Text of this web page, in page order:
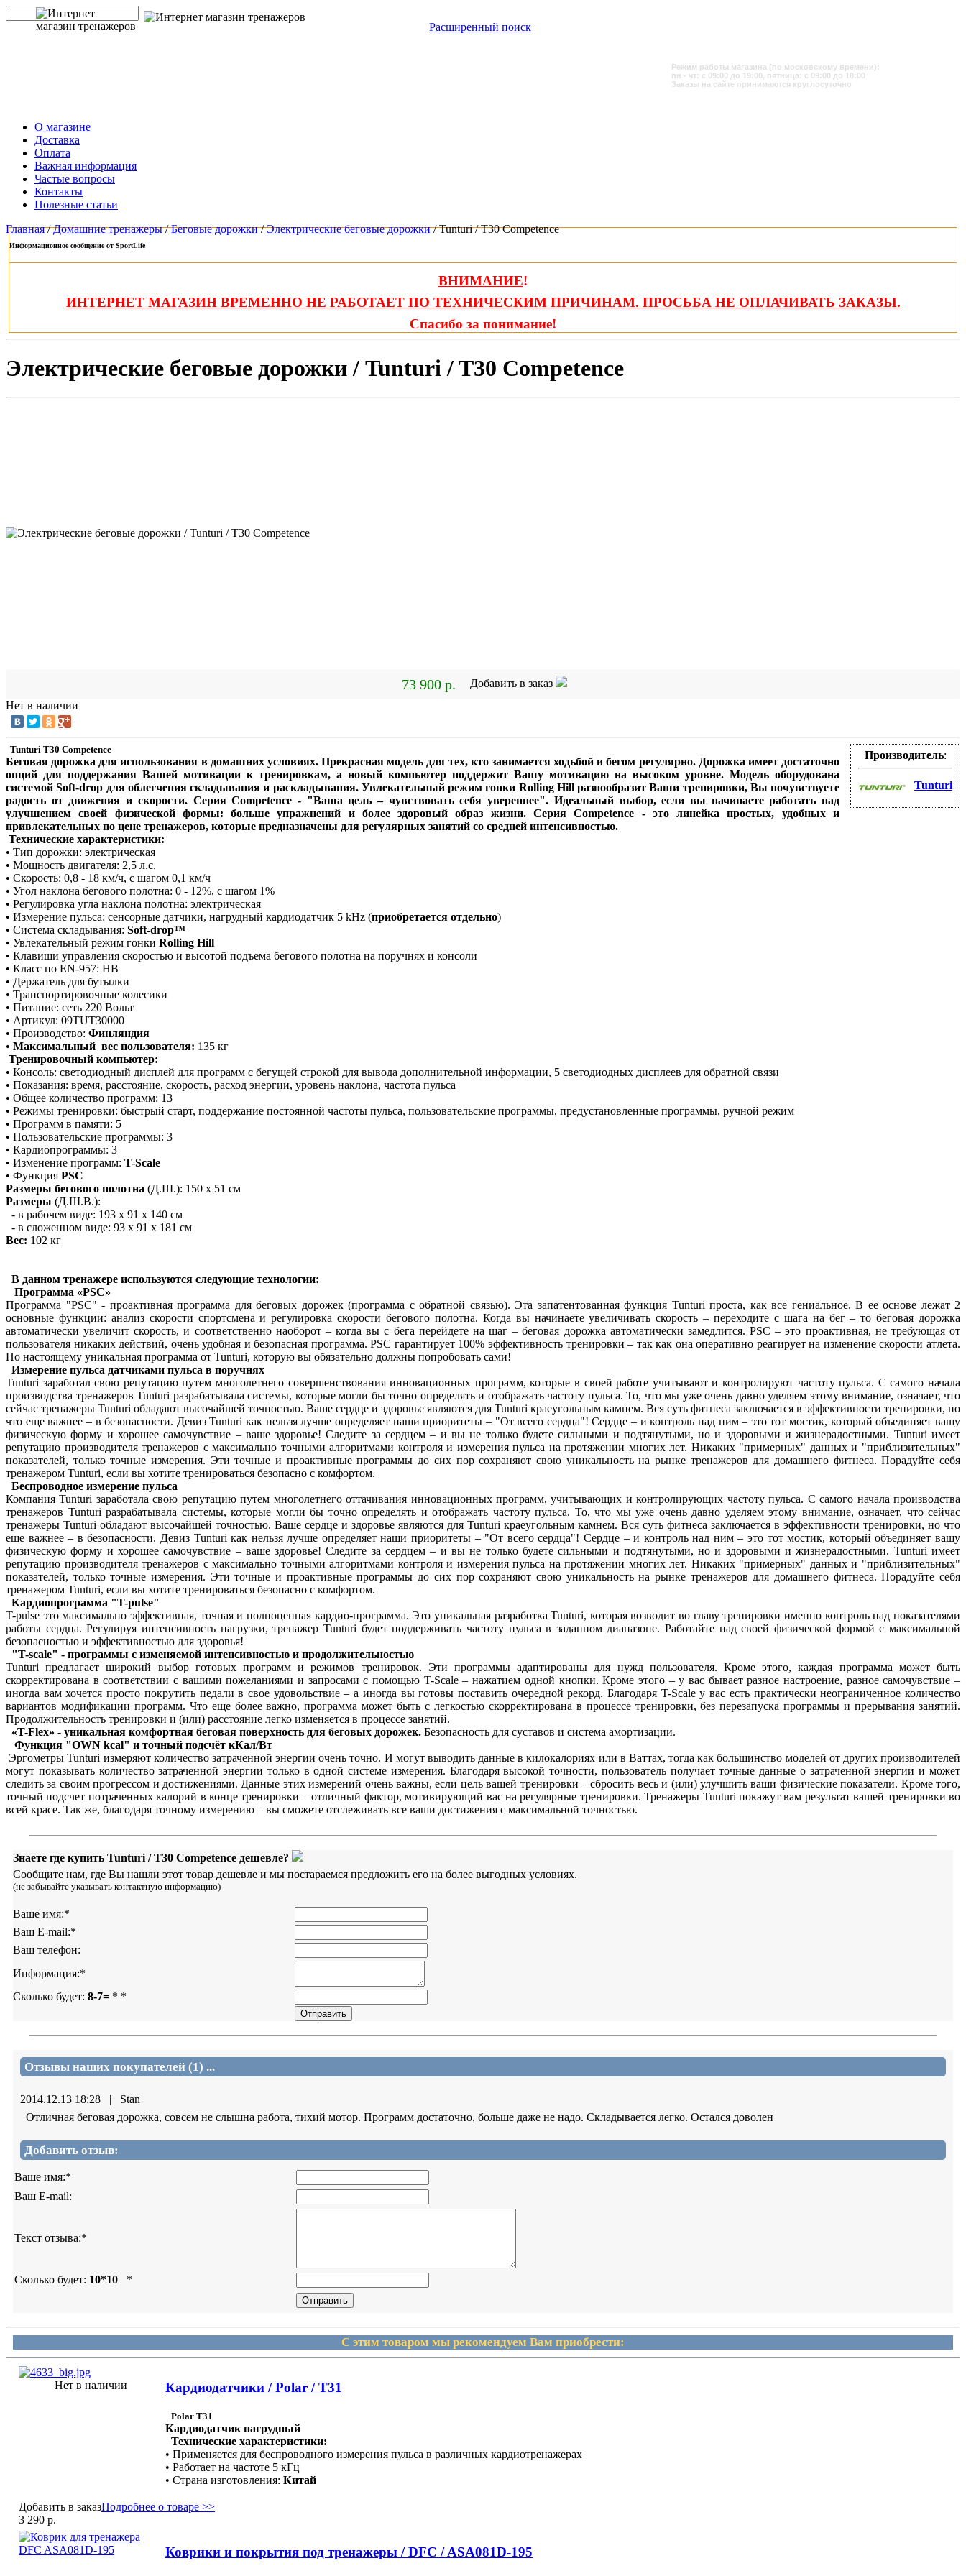
Расширенный поиск
Режим работы магазина (по московскому времени):
пн - чт: с 09:00 до 19:00, пятница: с 09:00 до 18:00
Заказы на сайте принимаются круглосуточно
О магазине
Доставка
Оплата
Важная информация
Частые вопросы
Контакты
Полезные статьи
Главная/Домашние тренажеры/Беговые дорожки/Электрические беговые дорожки/ Tunturi / T30 Competence
Информационное сообщение от SportLife
ВНИМАНИЕ!
ИНТЕРНЕТ МАГАЗИН ВРЕМЕННО НЕ РАБОТАЕТ ПО ТЕХНИЧЕСКИМ ПРИЧИНАМ. ПРОСЬБА НЕ ОПЛАЧИВАТЬ ЗАКАЗЫ.
Спасибо за понимание!
Электрические беговые дорожки / Tunturi / T30 Competence
73 900 р.
Добавить в заказ
Нет в наличии
Производитель:
Tunturi
Tunturi T30 Competence
Беговая дорожка для использования в домашних условиях. Прекрасная модель для тех, кто занимается ходьбой и бегом регулярно. Дорожка имеет достаточно
опций для поддержания Вашей мотивации к тренировкам, а новый компьютер поддержит Вашу мотивацию на высоком уровне. Модель оборудована
системой Soft-drop для облегчения складывания и раскладывания. Увлекательный режим гонки Rolling Hill разнообразит Ваши тренировки, Вы почувствуете
радость от движения и скорости. Серия Competence - "Ваша цель – чувствовать себя увереннее". Идеальный выбор, если вы начинаете работать над
улучшением своей физической формы: больше упражнений и более здоровый образ жизни. Серия Competence - это линейка простых, удобных и
привлекательных по цене тренажеров, которые предназначены для регулярных занятий со средней интенсивностью.
Технические характеристики:
• Тип дорожки: электрическая
• Мощность двигателя: 2,5 л.с.
• Скорость: 0,8 - 18 км/ч, с шагом 0,1 км/ч
• Угол наклона бегового полотна: 0 - 12%, с шагом 1%
• Регулировка угла наклона полотна: электрическая
• Измерение пульса: сенсорные датчики, нагрудный кардиодатчик 5 kHz (приобретается отдельно)
• Система складывания: Soft-drop™
• Увлекательный режим гонки Rolling Hill
• Клавиши управления скоростью и высотой подъема бегового полотна на поручнях и консоли
• Класс по EN-957: НВ
• Держатель для бутылки
• Транспортировочные колесики
• Питание: сеть 220 Вольт
• Артикул: 09TUT30000
• Производство: Финляндия
• Максимальный вес пользователя: 135 кг
Тренировочный компьютер:
• Консоль: светодиодный дисплей для программ с бегущей строкой для вывода дополнительной информации, 5 светодиодных дисплеев для обратной связи
• Показания: время, расстояние, скорость, расход энергии, уровень наклона, частота пульса
• Общее количество программ: 13
• Режимы тренировки: быстрый старт, поддержание постоянной частоты пульса, пользовательские программы, предустановленные программы, ручной режим
• Программ в памяти: 5
• Пользовательские программы: 3
• Кардиопрограммы: 3
• Изменение программ: T-Scale
• Функция PSC
Размеры бегового полотна (Д.Ш.): 150 х 51 см
Размеры (Д.Ш.В.):
- в рабочем виде: 193 x 91 x 140 см
- в сложенном виде: 93 х 91 х 181 см
Вес: 102 кг
В данном тренажере используются следующие технологии:
Программа «PSC»
Программа "PSC" - проактивная программа для беговых дорожек (программа с обратной связью). Эта запатентованная функция Tunturi проста, как все гениальное. В ее основе лежат 2
основные функции: анализ скорости спортсмена и регулировка скорости бегового полотна. Когда вы начинаете увеличивать скорость – переходите с шага на бег – то беговая дорожка
автоматически увеличит скорость, и соответственно наоборот – когда вы с бега перейдете на шаг – беговая дорожка автоматически замедлится. PSC – это проактивная, не требующая от
пользователя никаких действий, очень удобная и безопасная программа. PSC гарантирует 100% эффективность тренировки – так как она оперативно реагирует на изменение скорости атлета.
По настоящему уникальная программа от Tunturi, которую вы обязательно должны попробовать сами!
Измерение пульса датчиками пульса в поручнях
Tunturi заработал свою репутацию путем многолетнего совершенствования инновационных программ, которые в своей работе учитывают и контролируют частоту пульса. С самого начала
производства тренажеров Tunturi разрабатывала системы, которые могли бы точно определять и отображать частоту пульса. То, что мы уже очень давно уделяем этому внимание, означает, что
сейчас тренажеры Tunturi обладают высочайшей точностью. Ваше сердце и здоровье являются для Tunturi краеугольным камнем. Вся суть фитнеса заключается в эффективности тренировки, но
что еще важнее – в безопасности. Девиз Tunturi как нельзя лучше определяет наши приоритеты – "От всего сердца"! Сердце – и контроль над ним – это тот мостик, который объединяет вашу
физическую форму и хорошее самочувствие – ваше здоровье! Следите за сердцем – и вы не только будете сильными и подтянутыми, но и здоровыми и жизнерадостными. Tunturi имеет
репутацию производителя тренажеров с максимально точными алгоритмами контроля и измерения пульса на протяжении многих лет. Никаких "примерных" данных и "приблизительных"
показателей, только точные измерения. Эти точные и проактивные программы до сих пор сохраняют свою уникальность на рынке тренажеров для домашнего фитнеса. Порадуйте себя
тренажером Tunturi, если вы хотите тренироваться безопасно с комфортом.
Беспроводное измерение пульса
Компания Tunturi заработала свою репутацию путем многолетнего оттачивания инновационных программ, учитывающих и контролирующих частоту пульса. С самого начала производства
тренажеров Tunturi разрабатывала системы, которые могли бы точно определять и отображать частоту пульса. То, что мы уже очень давно уделяем этому внимание, означает, что сейчас
тренажеры Tunturi обладают высочайшей точностью. Ваше сердце и здоровье являются для Tunturi краеугольным камнем. Вся суть фитнеса заключается в эффективности тренировки, но что
еще важнее – в безопасности. Девиз Tunturi как нельзя лучше определяет наши приоритеты – "От всего сердца"! Сердце – и контроль над ним – это тот мостик, который объединяет вашу
физическую форму и хорошее самочувствие – ваше здоровье! Следите за сердцем – и вы не только будете сильными и подтянутыми, но и здоровыми и жизнерадостными. Tunturi имеет
репутацию производителя тренажеров с максимально точными алгоритмами контроля и измерения пульса на протяжении многих лет. Никаких "примерных" данных и "приблизительных"
показателей, только точные измерения. Эти точные и проактивные программы до сих пор сохраняют свою уникальность на рынке тренажеров для домашнего фитнеса. Порадуйте себя
тренажером Tunturi, если вы хотите тренироваться безопасно с комфортом.
Кардиопрограмма "T-pulse"
T-pulse это максимально эффективная, точная и полноценная кардио-программа. Это уникальная разработка Tunturi, которая возводит во главу тренировки именно контроль над показателями
работы сердца. Регулируя интенсивность нагрузки, тренажер Tunturi будет поддерживать частоту пульса в заданном диапазоне. Работайте над своей физической формой с максимальной
безопасностью и эффективностью для здоровья!
"T-scale" - программы с изменяемой интенсивностью и продолжительностью
Tunturi предлагает широкий выбор готовых программ и режимов тренировок. Эти программы адаптированы для нужд пользователя. Кроме этого, каждая программа может быть
скорректирована в соответствии с вашими пожеланиями и запросами с помощью T-Scale – нажатием одной кнопки. Кроме этого – у вас бывает разное настроение, разное самочувствие –
иногда вам хочется просто покрутить педали в свое удовольствие – а иногда вы готовы поставить очередной рекорд. Благодаря T-Scale у вас есть практически неограниченное количество
вариантов модификации программ. Что еще более важно, программа может быть с легкостью скорректирована в процессе тренировки, без перезапуска программы и прерывания занятий.
Продолжительность тренировки и (или) расстояние легко изменяется в процессе занятий.
«T-Flex» - уникальная комфортная беговая поверхность для беговых дорожек. Безопасность для суставов и система амортизации.
Функция "OWN kcal" и точный подсчёт кКал/Вт
Эргометры Tunturi измеряют количество затраченной энергии очень точно. И могут выводить данные в килокалориях или в Ваттах, тогда как большинство моделей от других производителей
могут показывать количество затраченной энергии только в одной системе измерения. Благодаря высокой точности, пользователь получает точные данные о затраченной энергии и может
следить за своим прогрессом и достижениями. Данные этих измерений очень важны, если цель вашей тренировки – сбросить весь и (или) улучшить ваши физические показатели. Кроме того,
точный подсчет потраченных калорий в конце тренировки – отличный фактор, мотивирующий вас на регулярные тренировки. Тренажеры Tunturi покажут вам результат вашей тренировки во
всей красе. Так же, благодаря точному измерению – вы сможете отслеживать все ваши достижения с максимальной точностью.
Знаете где купить Tunturi / T30 Competence дешевле?
Сообщите нам, где Вы нашли этот товар дешевле и мы постараемся предложить его на более выгодных условиях.
(не забывайте указывать контактную информацию)
Ваше имя:*
Ваш E-mail:*
Ваш телефон:
Информация:*
Сколько будет: 8-7= * *
Отзывы наших покупателей (1) ...
2014.12.13 18:28
Stan
Отличная беговая дорожка, совсем не слышна работа, тихий мотор. Программ достаточно, больше даже не надо. Складывается легко. Остался доволен
Добавить отзыв:
Ваше имя:*
Ваш E-mail:
Текст отзыва:*
Сколько будет: 10*10 *
С этим товаром мы рекомендуем Вам приобрести:
Нет в наличии Кардиодатчики / Polar / Т31
Polar Т31
Кардиодатчик нагрудный
Технические характеристики:
• Применяется для беспроводного измерения пульса в различных кардиотренажерах
• Работает на частоте 5 кГц
• Страна изготовления: Китай
Добавить в заказПодробнее о товаре >>
3 290 р.
Коврики и покрытия под тренажеры / DFC / ASA081D-195